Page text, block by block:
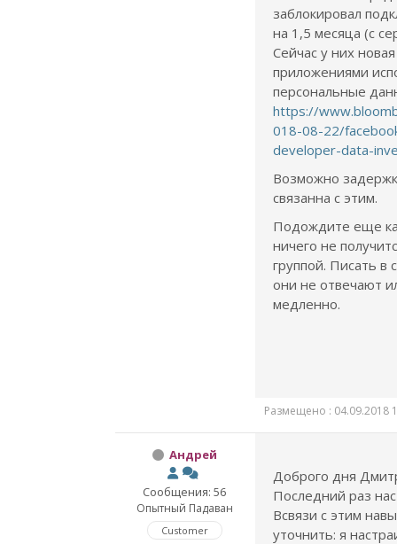
заблокировал
на 1,5 месяца (с
Сейчас у них
приложениями
персональные
https://
018-08-22/
developer-data-
Возможно
связанна с этим.
Подождите еще
ничего не
группой. Писать в
они не отвечают
медленно.
Размещено : 04.09.2018
Андрей
Сообщения: 56
Опытный Падаван
Customer
Доброго дня
Последний раз
Всвязи с этим
уточнить: я